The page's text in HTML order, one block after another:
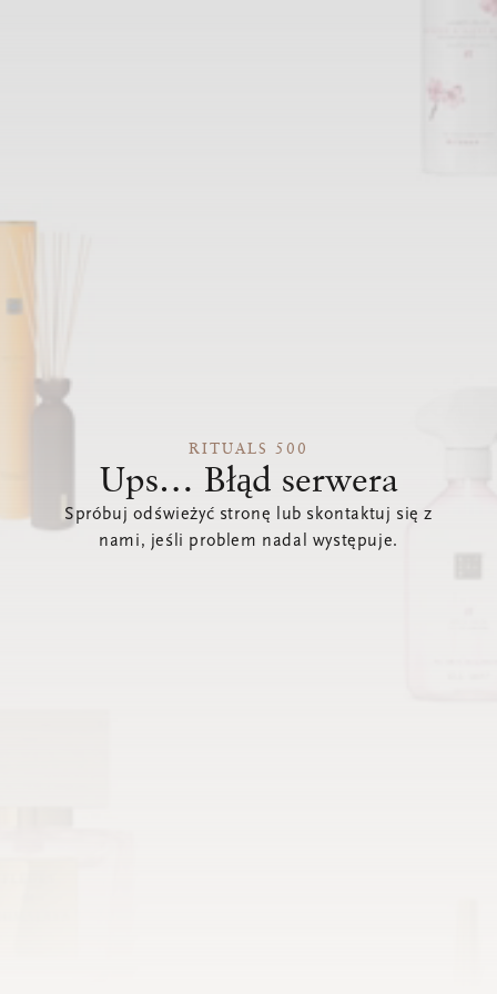
RITUALS 500
Ups… Błąd serwera
Spróbuj odświeżyć stronę lub skontaktuj się z
nami, jeśli problem nadal występuje.